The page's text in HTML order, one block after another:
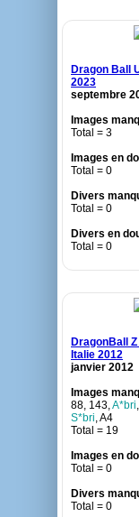
Dragon Ball
2023
septembre
Images
Total = 3
Images en
Total = 0
Divers
Total = 0
Divers en
Total = 0
DragonBall
Italie 2012
janvier 2012
Images
88, 143,A*bri,
S*bri, A4
Total = 19
Images en
Total = 0
Divers
Total = 0